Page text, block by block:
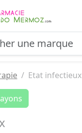
Etat infectieux